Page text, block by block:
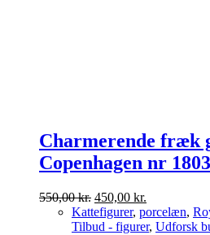
Charmerende fræk
Copenhagen nr
550,00kr. Den
oprindelige
pris
450,00 kr.
aktuelle
pris
Kattefigurer, porcelæn,
Tilbud - figurer, Udforsk